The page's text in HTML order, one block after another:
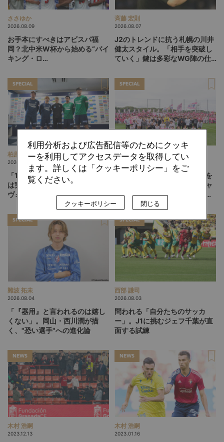
ささゆか
2026.08.09
お手本にすべきはアビスパ福
岡？北中米W杯から始める“バイ
キング・ロ
探す旅
斉藤 宏則
2026.08.07
J2のトレンドに抗う札幌の川井
健太スタイル。「相手を突破し
ていく」鍵は多彩なWG陣の仕
SPECIAL
柏原 敏
2026.08.06
「13人、14人」のフットボール
は実現するか。吉本監督の徳島
ヴォルティスが描く“新章”
SPECIAL
ひぐらしひなつ
2026.08.05
「みんなのセカンドクラブ」を
目指して。躍進するテゲバジャ
ーロ宮崎が示す「クラブを育て
る」という価値観
SPECIAL
難波 拓未
2026.08.04
「『器用』と言われるのは嬉し
くない」。岡山・西川潤が描
く、"恐い選手"への進化論
SPECIAL
西部 謙司
2026.08.03
問われる「自分たちのサッカ
ー」。J1に挑むジェフ千葉が直
面する試練
NEWS
木村 浩嗣
2023.12.13
NEWS
木村 浩嗣
2023.01.16
利用分析および広告配信等のためにクッキ
ーを利用してアクセスデータを取得してい
ます。詳しくは「クッキーポリシー」をご
覧ください。
クッキーポリシー 閉じる